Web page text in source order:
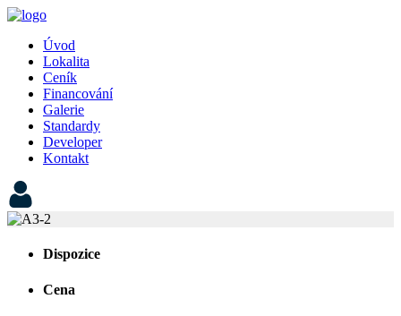
Úvod
Lokalita
Ceník
Financování
Galerie
Standardy
Developer
Kontakt
Dispozice
Cena